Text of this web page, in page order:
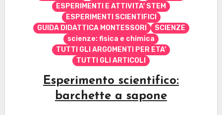
ESPERIMENTI E ATTIVITA' STEM
ESPERIMENTI SCIENTIFICI
GUIDA DIDATTICA MONTESSORI
SCIENZE
scienze: fisica e chimica
TUTTI GLI ARGOMENTI PER ETA'
TUTTI GLI ARTICOLI
Esperimento scientifico:
barchette a sapone